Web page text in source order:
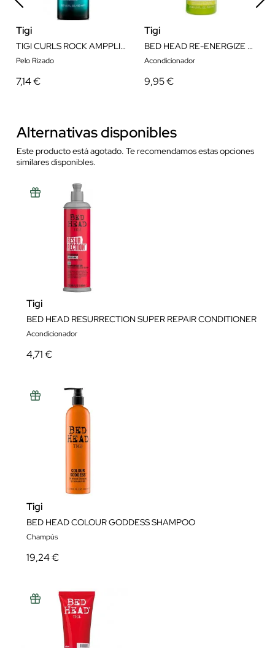
Tigi
TIGI CURLS ROCK AMPPLIFIER 150ML
Pelo Rizado
7,14 €
Tigi
BED HEAD RE-ENERGIZE CONDITIONER 750 ML
Acondicionador
9,95 €
Alternativas disponibles
Este producto está agotado. Te recomendamos estas opciones
similares disponibles.
Tigi
BED HEAD RESURRECTION SUPER REPAIR CONDITIONER
Acondicionador
4,71 €
Tigi
BED HEAD COLOUR GODDESS SHAMPOO
Champús
19,24 €